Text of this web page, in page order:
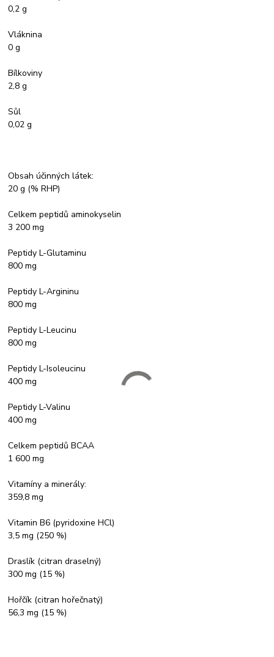
0,2 g
Vláknina
0 g
Bílkoviny
2,8 g
Sůl
0,02 g
Obsah účinných látek:
20 g (% RHP)
Celkem peptidů aminokyselin
3 200 mg
Peptidy L-Glutaminu
800 mg
Peptidy L-Argininu
800 mg
Peptidy L-Leucinu
800 mg
Peptidy L-Isoleucinu
400 mg
Peptidy L-Valinu
400 mg
Celkem peptidů BCAA
1 600 mg
Vitamíny a minerály:
359,8 mg
Vitamin B6 (pyridoxine HCl)
3,5 mg (250 %)
Draslík (citran draselný)
300 mg (15 %)
Hořčík (citran hořečnatý)
56,3 mg (15 %)